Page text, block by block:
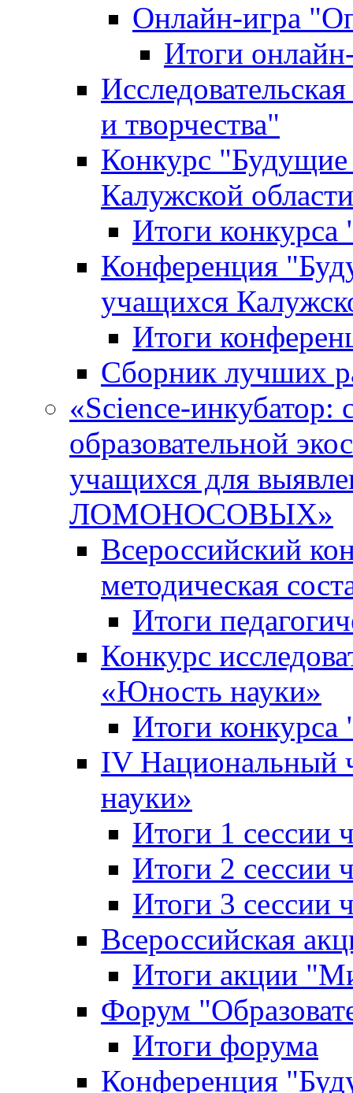
Онлайн-игра
Итоги
и творчества"
Конкурс
Калужской области
Итоги
Конференция
учащихся
Итоги
Сборник лучших
«Science-инкубатор:
образовательной
учащихся для
ЛОМОНОСОВЫХ»
Всероссийский
методическая
Итоги
Конкурс
«Юность науки»
Итоги
IV
науки»
Итоги 1 сессии
Итоги 2 сессии
Итоги 3 сессии
Всероссийская
Итоги акции
Форум
Итоги форума
Конференция